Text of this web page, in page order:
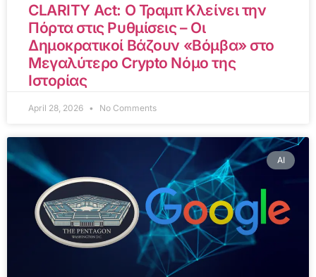
CLARITY Act: Ο Τραμπ Κλείνει την
Πόρτα στις Ρυθμίσεις – Οι
Δημοκρατικοί Βάζουν «Βόμβα» στο
Μεγαλύτερο Crypto Νόμο της
Ιστορίας
April 28, 2026 No Comments
AI